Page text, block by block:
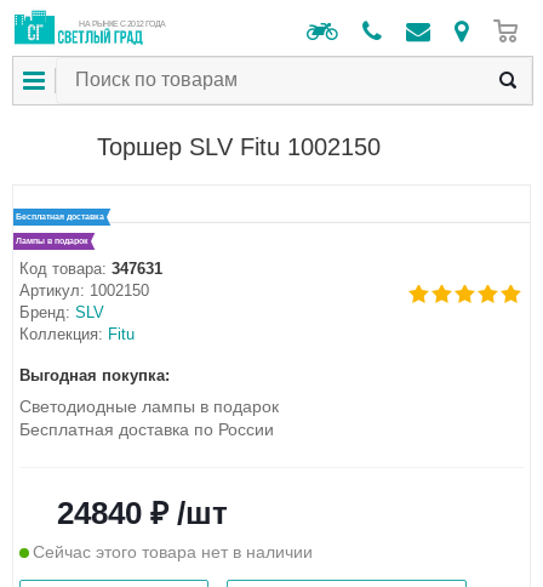
НА РЫНКЕ С 2012 ГОДА
Торшер SLV Fitu 1002150
Бесплатная доставка
Лампы в подарок
Код товара: 347631
Артикул: 1002150
Бренд: SLV
Коллекция: Fitu
Выгодная покупка:
Светодиодные лампы в подарок
Бесплатная доставка по России
24840 ₽ /шт
Сейчас этого товара нет в наличии